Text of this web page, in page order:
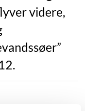
videre,